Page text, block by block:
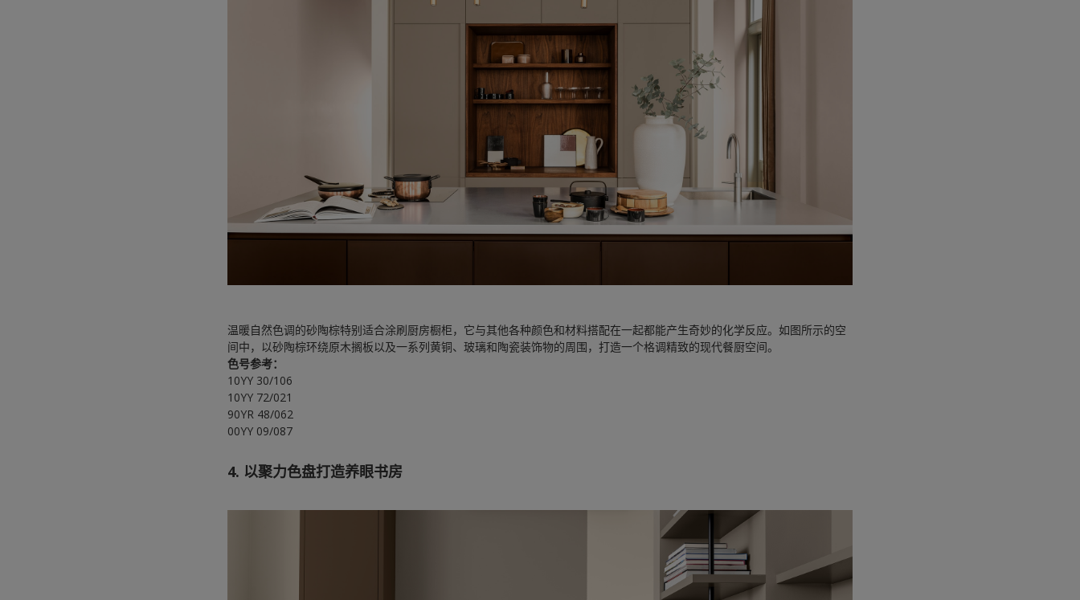
温暖自然色调的砂陶棕特别适合涂刷厨房橱柜，它与其他各种颜色和材料搭配在一起都能产生奇妙的化学反应。如图所示的空
间中，以砂陶棕环绕原木搁板以及一系列黄铜、玻璃和陶瓷装饰物的周围，打造一个格调精致的现代餐厨空间。
色号参考：
10YY 30/106
10YY 72/021
90YR 48/062
00YY 09/087
4. 以聚力色盘打造养眼书房